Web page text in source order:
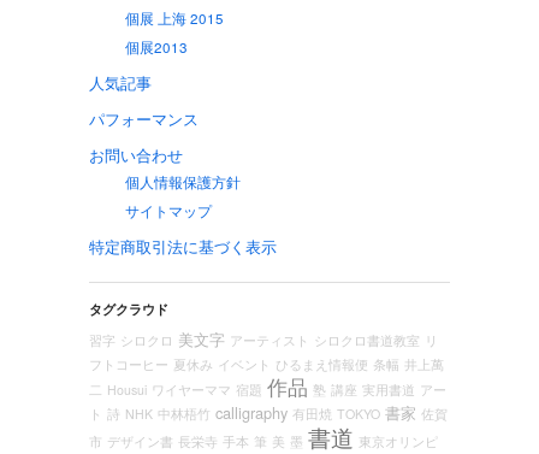
個展 上海 2015
個展2013
人気記事
パフォーマンス
お問い合わせ
個人情報保護方針
サイトマップ
特定商取引法に基づく表示
タグクラウド
習字 シロクロ 美文字 アーティスト シロクロ書道教室 リ
フトコーヒー 夏休み イベント ひるまえ情報便 条幅 井上萬
二 Housui ワイヤーママ 宿題 作品 塾 講座 実用書道 アー
ト 詩 NHK 中林梧竹 calligraphy 有田焼 TOKYO 書家 佐賀
市 デザイン書 長栄寺 手本 筆 美 墨 書道 東京オリンピ